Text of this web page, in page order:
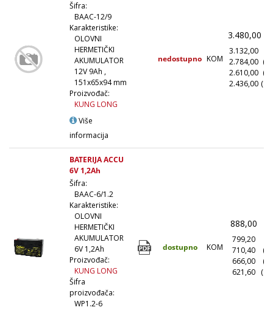
Šifra:
BAAC-12/9
Karakteristike:
OLOVNI
HERMETIČKI
AKUMULATOR
12V 9Ah ,
151x65x94 mm
Proizvođač:
KUNG LONG
Više
informacija
nedostupno KOM
3.480,00
3.132,00
2.784,00
2.610,00
2.436,00
BATERIJA ACCU
6V 1,2Ah
Šifra:
BAAC-6/1.2
Karakteristike:
OLOVNI
HERMETIČKI
AKUMULATOR
6V 1,2Ah
Proizvođač:
KUNG LONG
Šifra
proizvođača:
WP1.2-6
dostupno KOM
888,00
799,20
710,40
666,00
621,60